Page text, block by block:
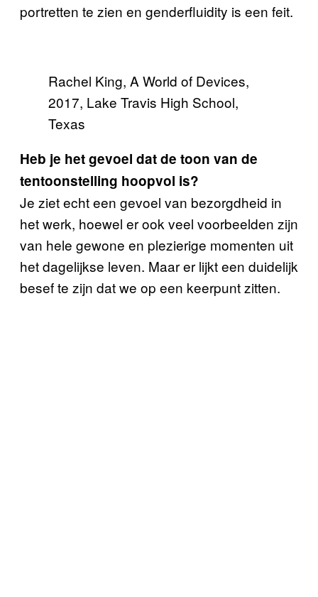
portretten te zien en genderfluidity is een feit.
Rachel King, A World of Devices,
2017, Lake Travis High School,
Texas
Heb je het gevoel dat de toon van de
tentoonstelling hoopvol is?
Je ziet echt een gevoel van bezorgdheid in
het werk, hoewel er ook veel voorbeelden zijn
van hele gewone en plezierige momenten uit
het dagelijkse leven. Maar er lijkt een duidelijk
besef te zijn dat we op een keerpunt zitten.